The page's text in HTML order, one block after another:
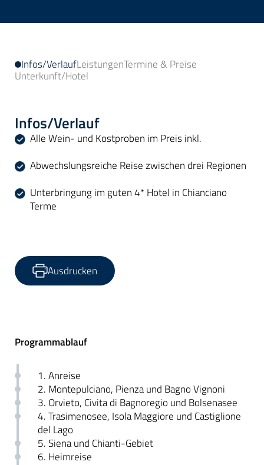
Infos/VerlaufLeistungenTermine & Preise
Unterkunft/Hotel
Infos/Verlauf
Alle Wein- und Kostproben im Preis inkl.
Abwechslungsreiche Reise zwischen drei Regionen
Unterbringung im guten 4* Hotel in Chianciano
Terme
Ausdrucken
Programmablauf
1. Anreise
2. Montepulciano, Pienza und Bagno Vignoni
3. Orvieto, Civita di Bagnoregio und Bolsenasee
4. Trasimenosee, Isola Maggiore und Castiglione
del Lago
5. Siena und Chianti-Gebiet
6. Heimreise